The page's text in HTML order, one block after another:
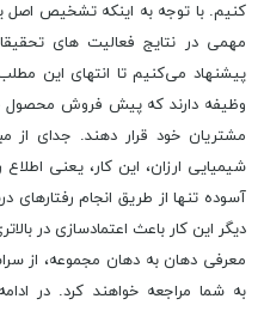
کنیم. با توجه به اینکه تشخیص اصل
مهمی در نتایج فعالیت ‌های
پیشنهاد می‌کنیم تا انتهای این
وظیفه دارند که پیش فروش محصول
مشتریان خود قرار دهند. جدای از
شیمیایی ارزان، این کار، یعنی
آسوده تنها از طریق انجام
دیگر این کار باعث اعتمادسازی در
معرفی دهان به دهان مجموعه، از
به شما مراجعه خواهند کرد. در